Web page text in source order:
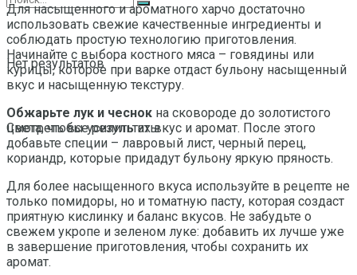
Нет результатов
Смотреть все результаты
Для насыщенного и ароматного харчо достаточно
использовать свежие качественные ингредиенты и
соблюдать простую технологию приготовления.
Начинайте с выбора костного мяса – говядины или
курицы, которое при варке отдаст бульону насыщенный
вкус и насыщенную текстуру.
Обжарьте лук и чеснок на сковороде до золотистого
цвета, чтобы усилить их вкус и аромат. После этого
добавьте специи – лавровый лист, черный перец,
кориандр, которые придадут бульону яркую пряность.
Для более насыщенного вкуса используйте в рецепте не
только помидоры, но и томатную пасту, которая создаст
приятную кислинку и баланс вкусов. Не забудьте о
свежем укропе и зеленом луке: добавить их лучше уже
в завершение приготовления, чтобы сохранить их
аромат.